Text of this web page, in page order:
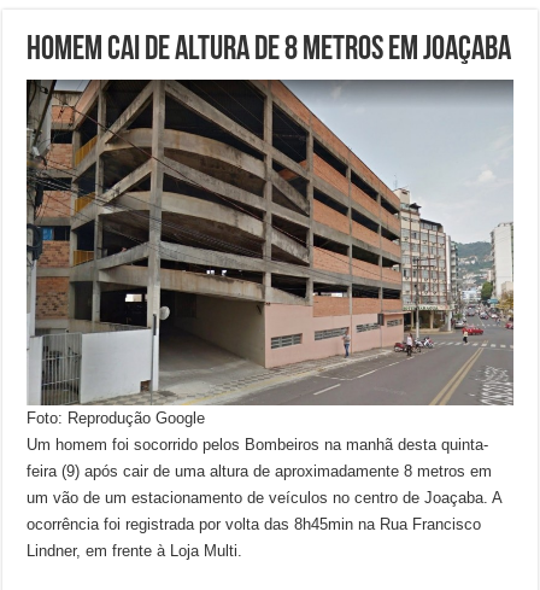
Homem cai de altura de 8 metros em Joaçaba
Foto: Reprodução Google
Um homem foi socorrido pelos Bombeiros na manhã desta quinta-
feira (9) após cair de uma altura de aproximadamente 8 metros em
um vão de um estacionamento de veículos no centro de Joaçaba. A
ocorrência foi registrada por volta das 8h45min na Rua Francisco
Lindner, em frente à Loja Multi.